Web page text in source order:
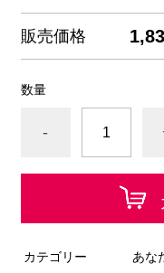
販売価格
数量
-
カテゴリー あな